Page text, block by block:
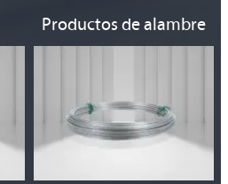
Productos de alambre